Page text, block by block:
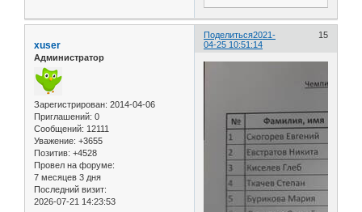
Поделиться 15
2021-
04-25 10:51:14
xuser
Администратор
Зарегистрирован: 2014-04-06
Приглашений: 0
Сообщений: 12111
Уважение: +3655
Позитив: +4528
Провел на форуме:
7 месяцев 3 дня
Последний визит:
2026-07-21 14:23:53